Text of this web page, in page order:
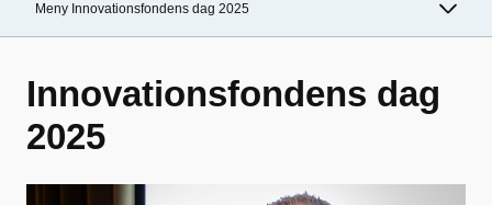
Meny Innovationsfondens dag 2025
Innovationsfondens dag
2025